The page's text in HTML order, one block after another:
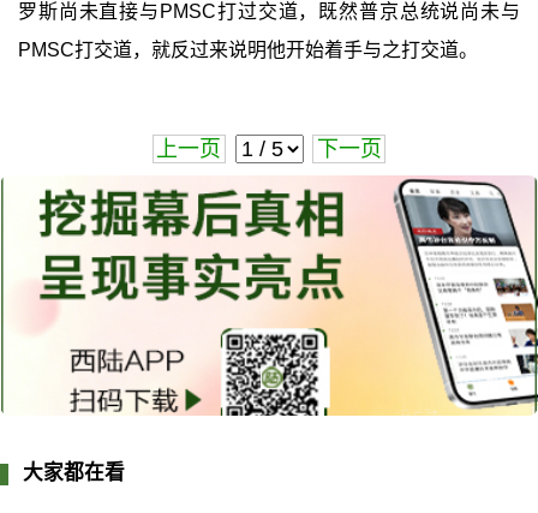
罗斯尚未直接与PMSC打过交道，既然普京总统说尚未与
PMSC打交道，就反过来说明他开始着手与之打交道。
上一页 下一页
大家都在看